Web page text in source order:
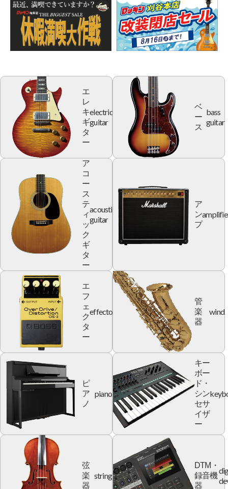
エ
レ
キ
ギ
タ
ー
electric
guitar
ベ
ー
ス
bass
guitar
ア
コ
ー
ス
テ
ィ
ッ
ク
ギ
タ
ー
acoustic
guitar
ア
ン
プ
エ
フ
ェ
ク
タ
ー
effector
管
楽
器
wind
ピ
ア
ノ
piano
キー
ボー
ド・
シン
セサ
イザ
ー
弦
楽
器
string
DTM・
録音機
器